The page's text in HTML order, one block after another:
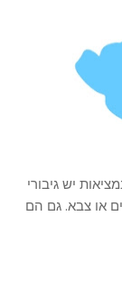
יש גיבורי
או צבא. גם הם